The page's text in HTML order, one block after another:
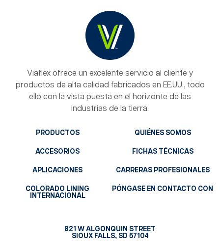
Viaflex ofrece un excelente servicio al cliente y
productos de alta calidad fabricados en EE.UU., todo
ello con la vista puesta en el horizonte de las
industrias de la tierra.
PRODUCTOS
ACCESORIOS
APLICACIONES
COLORADO LINING
INTERNACIONAL
QUIÉNES SOMOS
FICHAS TÉCNICAS
CARRERAS PROFESIONALES
PÓNGASE EN CONTACTO CON
821 W ALGONQUIN STREET
SIOUX FALLS, SD 57104